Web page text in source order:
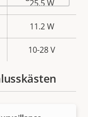
Eigentumswert
25.5 W
11.2 W
10-28 V